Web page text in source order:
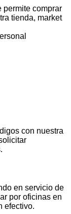
permite comprar
tienda, market
con nuestra
en servicio de
por oficinas en
efectivo.